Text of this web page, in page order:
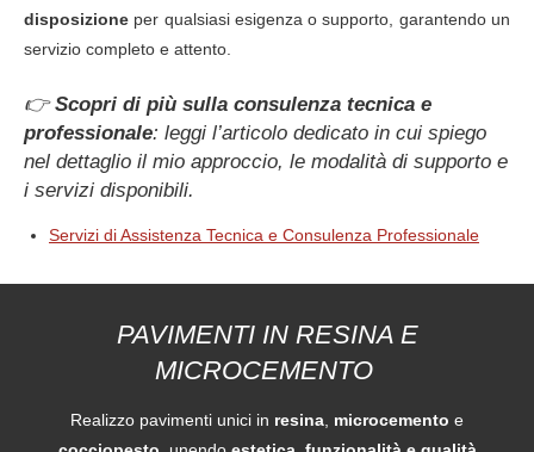
disposizione per qualsiasi esigenza o supporto, garantendo un
servizio completo e attento.
👉Scopri di più sulla consulenza tecnica e
professionale: leggi l’articolo dedicato in cui spiego
nel dettaglio il mio approccio, le modalità di supporto e
i servizi disponibili.
Servizi di Assistenza Tecnica e Consulenza Professionale
PAVIMENTI IN RESINA E
MICROCEMENTO
Realizzo pavimenti unici in resina microcemento e